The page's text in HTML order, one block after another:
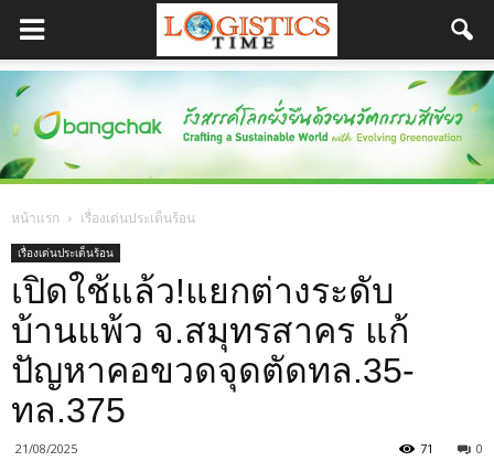
หน้าแรก เรื่องเด่นประเด็นร้อน
เรื่องเด่นประเด็นร้อน
เปิดใช้แล้ว!แยกต่างระดับ
บ้านแพ้ว จ.สมุทรสาคร แก้
ปัญหาคอขวดจุดตัดทล.35-
ทล.375
21/08/2025 0
71